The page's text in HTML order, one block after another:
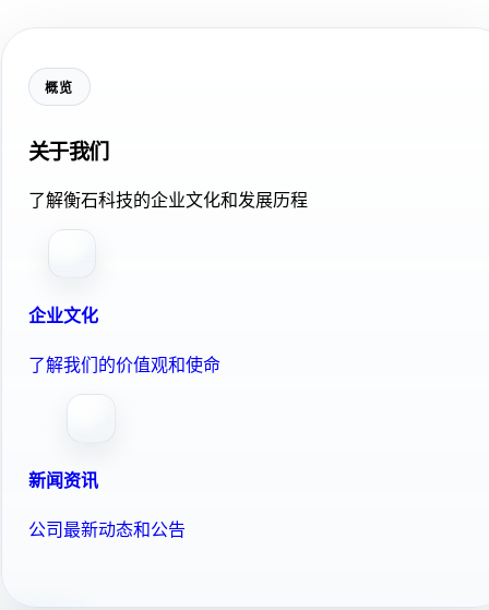
概览
关于我们
了解衡石科技的企业文化和发展历程
企业文化
了解我们的价值观和使命
新闻资讯
公司最新动态和公告